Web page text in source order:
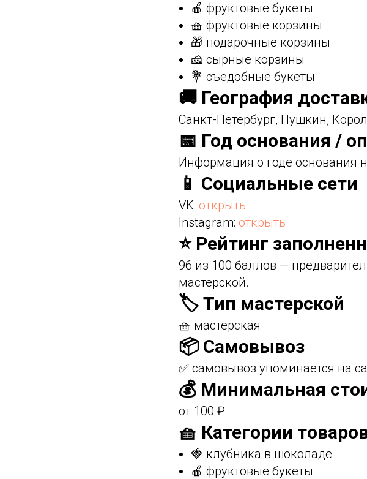
🍎 фруктовые букеты
🧺 фруктовые корзины
🎁 подарочные корзины
🧀 сырные корзины
💐 съедобные букеты
🚚 География
Санкт-Петербург, Пушкин,
📅 Год основания /
Информация о годе основания
📱 Социальные сети
VK: открыть
Instagram: открыть
⭐ Рейтинг
96 из 100 баллов —
мастерской.
🏷️ Тип мастерской
🧺 мастерская
📦 Самовывоз
✅ самовывоз упоминается на
💰 Минимальная
от 100 ₽
🧺 Категории
🍓 клубника в шоколаде
🍎 фруктовые букеты